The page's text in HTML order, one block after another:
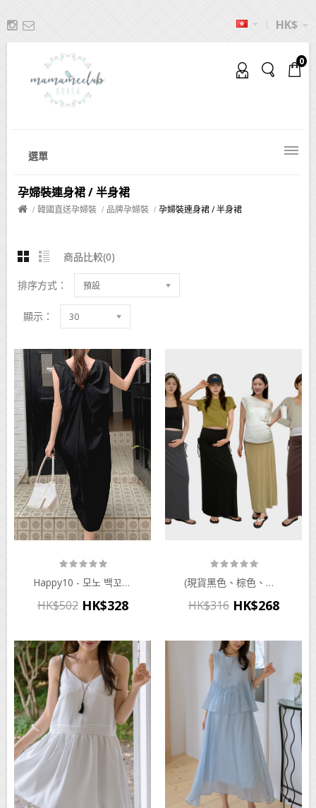
HK$
選單
0
孕婦裝連身裙 / 半身裙
韓國直送孕婦裝 品牌孕婦裝 孕婦裝連身裙 / 半身裙
商品比較(0)
排序方式： 預設
顯示： 30
Happy10 - 모노 백꼬임 원피스 (양면착용/일상룩부터휴가룩까지/임산부,출산후 가능)♡韓國孕婦裝連身裙
HK$502 HK$328
(現貨黑色、棕色、木炭色、卡其色）soim - 소임(SOIM) - 임부복*폴딩옆셔링맥시 임산부스커트♡韓國孕婦裙
HK$316 HK$268